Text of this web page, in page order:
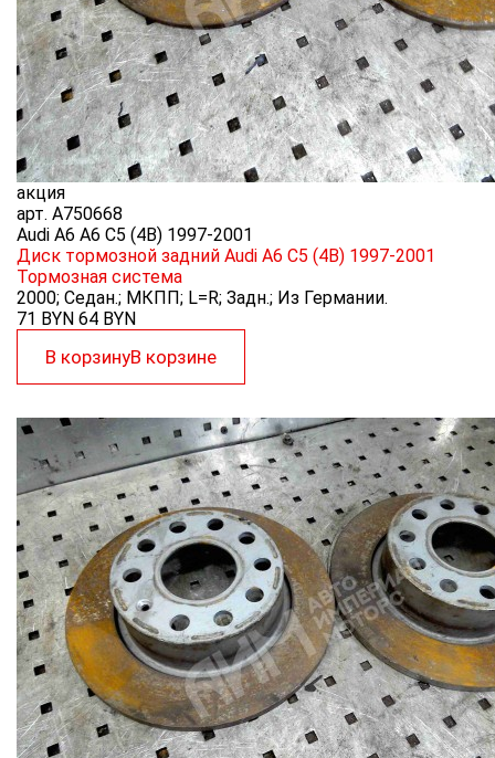
акция
арт. A750668
Audi A6 A6 C5 (4B) 1997-2001
Диск тормозной задний Audi A6 C5 (4B) 1997-2001
Тормозная система
2000; Седан.; МКПП; L=R; Задн.; Из Германии.
71 BYN 64 BYN
В корзинуВ корзине